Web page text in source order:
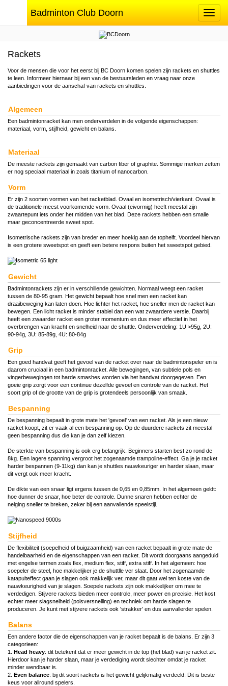
Toggle
Badminton Club Doorn
Rackets
Voor de mensen die voor het eerst bij BC Doorn komen spelen zijn rackets en shuttles
te leen. Informeer hiernaar bij een van de bestuursleden en vraag naar onze
aanbiedingen voor de aanschaf van rackets en shuttles.
Algemeen
Een badmintonracket kan men onderverdelen in de volgende eigenschappen:
materiaal, vorm, stijfheid, gewicht en balans.
Materiaal
De meeste rackets zijn gemaakt van carbon fiber of graphite. Sommige merken zetten
er nog speciaal materiaal in zoals titanium of nanocarbon.
Vorm
Er zijn 2 soorten vormen van het racketblad. Ovaal en isometrisch/vierkant. Ovaal is
de traditionele meest voorkomende vorm. Ovaal (eivormig) heeft meestal zijn
zwaartepunt iets onder het midden van het blad. Deze rackets hebben een smalle
maar geconcentreerde sweet spot.
Isometrische rackets zijn van breder en meer hoekig aan de tophelft. Voordeel hiervan
is een grotere sweetspot en geeft een betere respons buiten het sweetspot gebied.
Gewicht
Badmintonrackets zijn er in verschillende gewichten. Normaal weegt een racket
tussen de 80-95 gram. Het gewicht bepaalt hoe snel men een racket kan
draaibeweging kan laten doen. Hoe lichter het racket, hoe sneller men de racket kan
bewegen. Een licht racket is minder stabiel dan een wat zwaardere versie. Daarbij
heeft een zwaarder racket een groter momentum en dus meer effectief in het
overbrengen van kracht en snelheid naar de shuttle. Onderverdeling: 1U >95g, 2U:
90-94g, 3U: 85-89g, 4U: 80-84g
Grip
Een goed handvat geeft het gevoel van de racket over naar de badmintonspeler en is
daarom cruciaal in een badmintonracket. Alle bewegingen, van subtiele pols en
vingerbewegingen tot harde smashes worden via het handvat doorgegeven. Een
goeie grip zorgt voor een continue dezelfde gevoel en controle van de racket. Het
soort grip of de grootte van de grip is grotendeels persoonlijk van smaak.
Bespanning
De bespanning bepaalt in grote mate het 'gevoel' van een racket. Als je een nieuw
racket koopt, zit er vaak al een bespanning op. Op de duurdere rackets zit meestal
geen bespanning dus die kan je dan zelf kiezen.
De sterkte van bespanning is ook erg belangrijk. Beginners starten best zo rond de
8kg. Een lagere spanning vergroot het zogenaamde trampoline-effect. Ga je je racket
harder bespannen (9-11kg) dan kan je shuttles nauwkeuriger en harder slaan, maar
dit vergt ook meer kracht.
De dikte van een snaar ligt ergens tussen de 0,65 en 0,85mm. In het algemeen geldt:
hoe dunner de snaar, hoe beter de controle. Dunne snaren hebben echter de
neiging sneller te breken, zeker bij een aanvallende speelstijl.
Stijfheid
De flexibiliteit (soepelheid of buigzaamheid) van een racket bepaalt in grote mate de
handelbaarheid en de eigenschappen van een racket. Dit wordt doorgaans aangeduid
met engelse termen zoals flex, medium flex, stiff, extra stiff. In het algemeen: hoe
soepeler de steel, hoe makkelijker je de shuttlle ver slaat. Door het zogenaamde
katapulteffect gaan je slagen ook makkelijk ver, maar dit gaat wel ten koste van de
nauwkeurigheid van je slagen. Soepele rackets zijn ook makkelijker om mee te
verdedigen. Stijvere rackets bieden meer controle, meer power en precisie. Het kost
echter meer slagsnelheid (polsversnelling) en techniek om harde slagen te
produceren. Je kunt met stijvere rackets ook 'strakker' en dus aanvallerder spelen.
Balans
Een andere factor die de eigenschappen van je racket bepaalt is de balans. Er zijn 3
categorieen:
1.
Head heavy: dit betekent dat er meer gewicht in de top (het blad) van je racket zit.
Hierdoor kan je harder slaan, maar je verdediging wordt slechter omdat je racket
minder wendbaar is.
2.
Even balance: bij dit soort rackets is het gewicht gelijkmatig verdeeld. Dit is beste
keus voor allround spelers.